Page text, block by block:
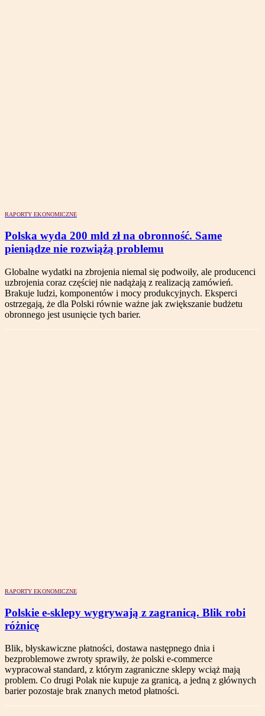
RAPORTY EKONOMICZNE
Polska wyda 200 mld zł na obronność. Same
pieniądze nie rozwiążą problemu
Globalne wydatki na zbrojenia niemal się podwoiły, ale producenci
uzbrojenia coraz częściej nie nadążają z realizacją zamówień.
Brakuje ludzi, komponentów i mocy produkcyjnych. Eksperci
ostrzegają, że dla Polski równie ważne jak zwiększanie budżetu
obronnego jest usunięcie tych barier.
RAPORTY EKONOMICZNE
Polskie e-sklepy wygrywają z zagranicą. Blik robi
różnicę
Blik, błyskawiczne płatności, dostawa następnego dnia i
bezproblemowe zwroty sprawiły, że polski e-commerce
wypracował standard, z którym zagraniczne sklepy wciąż mają
problem. Co drugi Polak nie kupuje za granicą, a jedną z głównych
barier pozostaje brak znanych metod płatności.